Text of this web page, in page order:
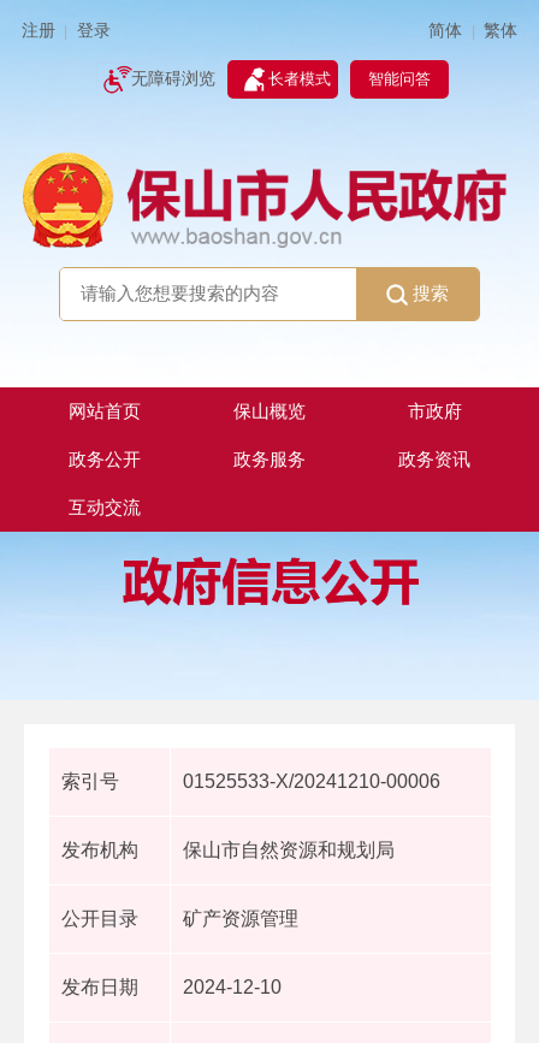
注册 登录 简体 | 繁体
无障碍浏览 长者模式 智能问答
搜索
网站首页 保山概览 市政府
政务公开 政务服务 政务资讯
互动交流
索引号 01525533-X/20241210-00006
发布机构 保山市自然资源和规划局
公开目录 矿产资源管理
发布日期 2024-12-10